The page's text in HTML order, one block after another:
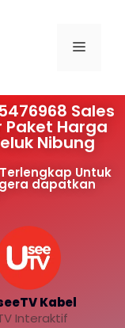
Sales
Harga
Nibung
Untuk
dapatkan
Kabel
Interaktif